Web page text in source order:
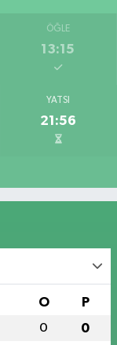
ÖĞLE
13:15
YATSI
21:56
O P
0 0